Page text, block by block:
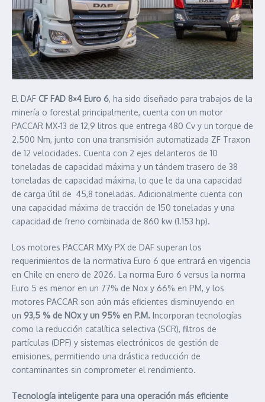
El DAF CF FAD 8×4 Euro 6, ha sido diseñado para trabajos de la
minería o forestal principalmente, cuenta con un motor
PACCAR MX-13 de 12,9 litros que entrega 480 Cv y un torque de
2.500 Nm, junto con una transmisión automatizada ZF Traxon
de 12 velocidades. Cuenta con 2 ejes delanteros de 10
toneladas de capacidad máxima y un tándem trasero de 38
toneladas de capacidad máxima, lo que le da una capacidad
de carga útil de 45,8 toneladas. Adicionalmente cuenta con
una capacidad máxima de tracción de 150 toneladas y una
capacidad de freno combinada de 860 kw (1.153 hp).
Los motores PACCAR MXy PX de DAF superan los
requerimientos de la normativa Euro 6 que entrará en vigencia
en Chile en enero de 2026. La norma Euro 6 versus la norma
Euro 5 es menor en un 77% de Nox y 66% en PM, y los
motores PACCAR son aún más eficientes disminuyendo en
un 93,5 % de NOx y un 95% en P.M. Incorporan tecnologías
como la reducción catalítica selectiva (SCR), filtros de
partículas (DPF) y sistemas electrónicos de gestión de
emisiones, permitiendo una drástica reducción de
contaminantes sin comprometer el rendimiento.
Tecnología inteligente para una operación más eficiente